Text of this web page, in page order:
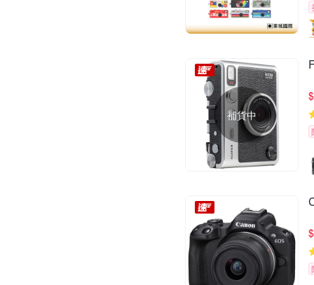
補貨中
$
$